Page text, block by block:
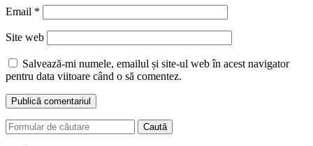
Email *
Site web
Salvează-mi numele, emailul și site-ul web în acest navigator
pentru data viitoare când o să comentez.
Search
for: